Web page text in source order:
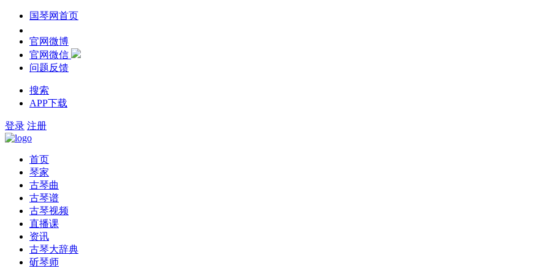
国琴网首页
官网微博
官网微信
问题反馈
搜索
APP下载
登录 注册
首页
琴家
古琴曲
古琴谱
古琴视频
直播课
资讯
古琴大辞典
斫琴师